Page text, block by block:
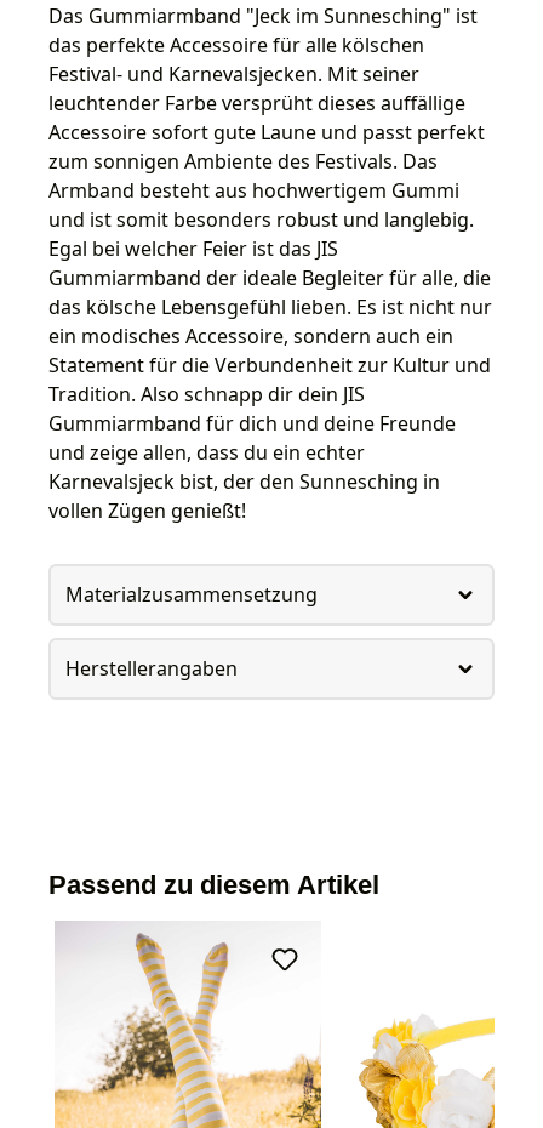
Das Gummiarmband "Jeck im Sunnesching" ist
das perfekte Accessoire für alle kölschen
Festival- und Karnevalsjecken. Mit seiner
leuchtender Farbe versprüht dieses auffällige
Accessoire sofort gute Laune und passt perfekt
zum sonnigen Ambiente des Festivals. Das
Armband besteht aus hochwertigem Gummi
und ist somit besonders robust und langlebig.
Egal bei welcher Feier ist das JIS
Gummiarmband der ideale Begleiter für alle, die
das kölsche Lebensgefühl lieben. Es ist nicht nur
ein modisches Accessoire, sondern auch ein
Statement für die Verbundenheit zur Kultur und
Tradition. Also schnapp dir dein JIS
Gummiarmband für dich und deine Freunde
und zeige allen, dass du ein echter
Karnevalsjeck bist, der den Sunnesching in
vollen Zügen genießt!
Materialzusammensetzung
Herstellerangaben
Passend zu diesem Artikel